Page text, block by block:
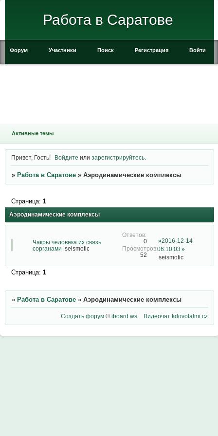
Работа в Саратове
Форум Участники Поиск Регистрация Войти
Активные темы
Привет, Гость! Войдите илизарегистрируйтесь
» Работа в Саратове » Аэродинамические комплексы
Аэродинамические комплексы
Страница: 1
Чакры человека их связь
сорганами seismotic
0
52
2016-12-14
06:10:03
seismotic
Страница: 1
» Работа в Саратове » Аэродинамические комплексы
Создать форум ©iboard.ws Видеочат kdovolalmi.cz